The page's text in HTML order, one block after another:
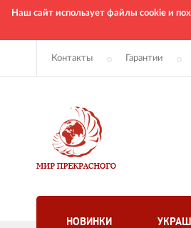
Наш сайт использует файлы cookie и
Контакты Гарантии
НОВИНКИ